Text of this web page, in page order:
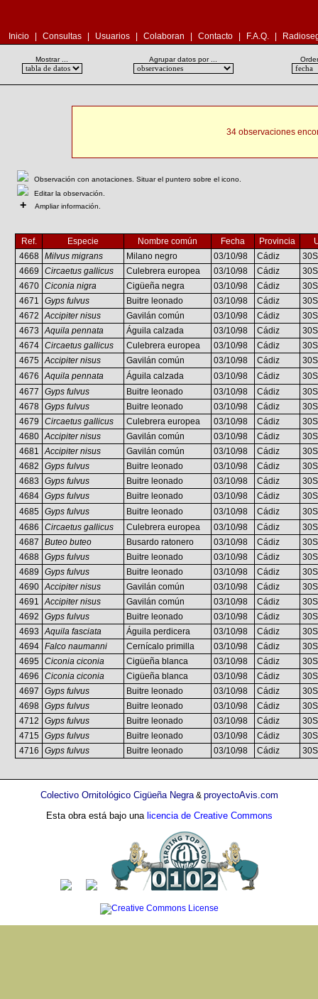
Inicio Consultas Usuarios Colaboran Contacto F.A.Q.
Mostrar ... Agrupar datos por ...
34 observaciones
Observación con anotaciones. Situar el puntero sobre el icono.
Editar la observación.
+ Ampliar información.
Ref. Especie Nombre común Fecha Provincia
4668
Milvus migrans Milano negro 03/10/98 Cádiz
4669
Circaetus gallicus Culebrera europea 03/10/98 Cádiz
4670
Ciconia nigra Cigüeña negra 03/10/98 Cádiz
4671
Gyps fulvus Buitre leonado 03/10/98 Cádiz
4672
Accipiter nisus Gavilán común 03/10/98 Cádiz
4673
Aquila pennata Águila calzada 03/10/98 Cádiz
4674
Circaetus gallicus Culebrera europea 03/10/98 Cádiz
4675
Accipiter nisus Gavilán común 03/10/98 Cádiz
4676
Aquila pennata Águila calzada 03/10/98 Cádiz
4677
Gyps fulvus Buitre leonado 03/10/98 Cádiz
4678
Gyps fulvus Buitre leonado 03/10/98 Cádiz
4679
Circaetus gallicus Culebrera europea 03/10/98 Cádiz
4680
Accipiter nisus Gavilán común 03/10/98 Cádiz
4681
Accipiter nisus Gavilán común 03/10/98 Cádiz
4682
Gyps fulvus Buitre leonado 03/10/98 Cádiz
4683
Gyps fulvus Buitre leonado 03/10/98 Cádiz
4684
Gyps fulvus Buitre leonado 03/10/98 Cádiz
4685
Gyps fulvus Buitre leonado 03/10/98 Cádiz
4686
Circaetus gallicus Culebrera europea 03/10/98 Cádiz
4687
Buteo buteo Busardo ratonero 03/10/98 Cádiz
4688
Gyps fulvus Buitre leonado 03/10/98 Cádiz
4689
Gyps fulvus Buitre leonado 03/10/98 Cádiz
4690
Accipiter nisus Gavilán común 03/10/98 Cádiz
4691
Accipiter nisus Gavilán común 03/10/98 Cádiz
4692
Gyps fulvus Buitre leonado 03/10/98 Cádiz
4693
Aquila fasciata Águila perdicera 03/10/98 Cádiz
4694
Falco naumanni Cernícalo primilla 03/10/98 Cádiz
4695
Ciconia ciconia Cigüeña blanca 03/10/98 Cádiz
4696
Ciconia ciconia Cigüeña blanca 03/10/98 Cádiz
4697
Gyps fulvus Buitre leonado 03/10/98 Cádiz
4698
Gyps fulvus Buitre leonado 03/10/98 Cádiz
4712
Gyps fulvus Buitre leonado 03/10/98 Cádiz
4715
Gyps fulvus Buitre leonado 03/10/98 Cádiz
4716
Gyps fulvus Buitre leonado 03/10/98 Cádiz
Colectivo Ornitológico Cigüeña Negra& proyectoAvis.com
Esta obra está bajo una licencia de Creative Commons